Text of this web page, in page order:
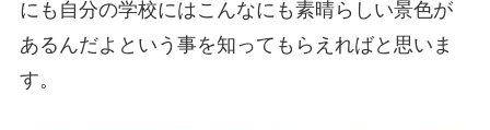
にも自分の学校にはこんなにも素晴らしい景色が
あるんだよという事を知ってもらえればと思いま
す。